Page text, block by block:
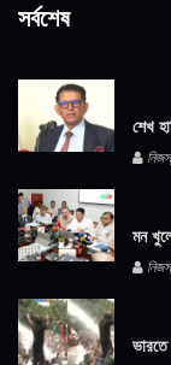
সর্বশেষ
শেখ
মন